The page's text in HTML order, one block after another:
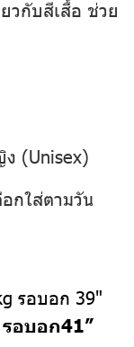
วกับสีเสื้อ ช่วย
(Unisex)
กใส่ตามวัน
รอบอก 39"
รอบอก41”